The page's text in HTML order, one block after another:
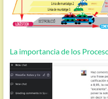
La importancia de los